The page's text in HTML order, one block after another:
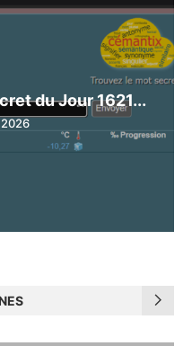
du Jour 1621...